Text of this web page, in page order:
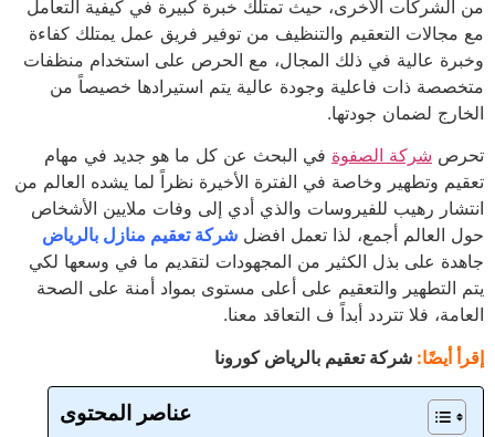
الأخرى، حيث تمتلك خبرة كبيرة في كيفية التعامل
التعقيم والتنظيف من توفير فريق عمل يمتلك كفاءة
عالية في ذلك المجال، مع الحرص على استخدام منظفات
ذات فاعلية وجودة عالية يتم استيرادها خصيصاً من
لضمان جودتها.
شركة الصفوةفي البحث عن كل ما هو جديد في مهام
وتطهير وخاصة في الفترة الأخيرة نظراً لما يشده العالم من
رهيب للفيروسات والذي أدي إلى وفات ملايين الأشخاص
العالم أجمع، لذا تعمل افضلشركة تعقيم منازل بالرياض
على بذل الكثير من المجهودات لتقديم ما في وسعها لكي
التطهير والتعقيم على أعلى مستوى بمواد أمنة على الصحة
فلا تتردد أبداً ف التعاقد معنا.
أيضًا:شركة تعقيم بالرياض كورونا
عناصر المحتوى